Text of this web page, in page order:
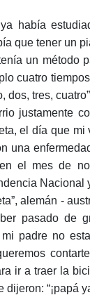
había
que tener un
un método
cuatro
tres,
justamente
el día que
una
el mes de
alemán -
pasado de
padre no
ir a traer la
“¡papá